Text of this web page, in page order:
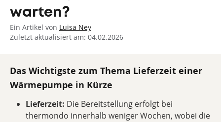
warten?
Ein Artikel von Luisa Ney
Zuletzt aktualisiert am: 04.02.2026
Das Wichtigste zum Thema Lieferzeit einer
Wärmepumpe in Kürze
Lieferzeit: Die Bereitstellung erfolgt bei
thermondo innerhalb weniger Wochen, wobei die